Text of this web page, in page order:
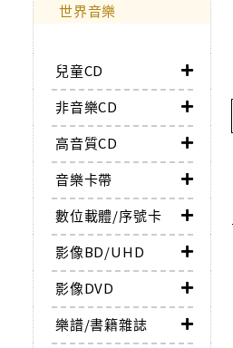
世界音樂
兒童CD
非音樂CD
高音質CD
音樂卡帶
數位載體/序號卡
影像BD/UHD
影像DVD
樂譜/書籍雜誌